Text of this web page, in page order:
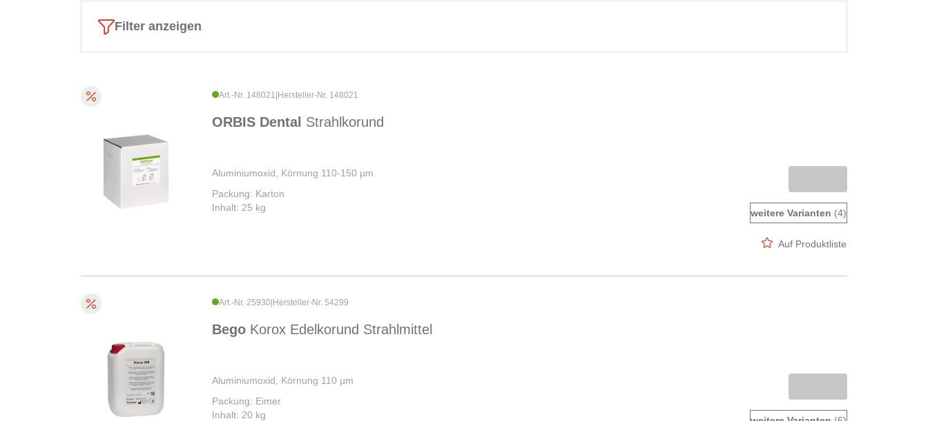
Filter anzeigen
Art.-Nr. 148021 Hersteller-Nr. 148021
ORBIS Dental Strahlkorund
Aluminiumoxid, Körnung 110-150 µm
Packung: Karton
Inhalt: 25 kg
weitere Varianten (4)
Auf Produktliste
Art.-Nr. 25930 Hersteller-Nr. 54299
Bego Korox Edelkorund Strahlmittel
Aluminiumoxid, Körnung 110 µm
Packung: Eimer
Inhalt: 20 kg